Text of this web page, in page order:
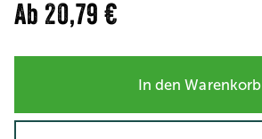
Ab 20,79 €
In den Warenkorb